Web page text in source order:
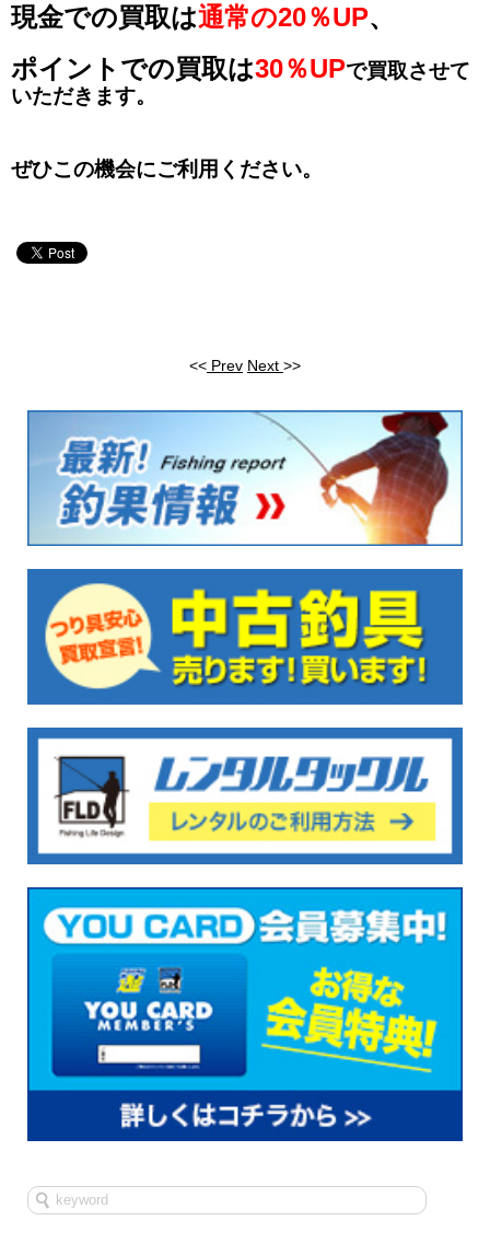
現金での買取は通常の20％UP、
ポイントでの買取は30％UPで買取させて
いただきます。
ぜひこの機会にご利用ください。
<< Prev Next >>